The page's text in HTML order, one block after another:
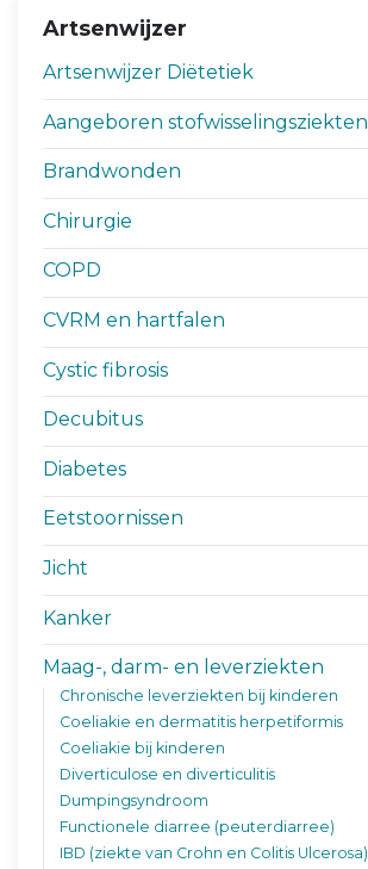
Artsenwijzer
Artsenwijzer Diëtetiek
Aangeboren stofwisselingsziekten
Brandwonden
Chirurgie
COPD
CVRM en hartfalen
Cystic fibrosis
Decubitus
Diabetes
Eetstoornissen
Jicht
Kanker
Maag-, darm- en leverziekten
Chronische leverziekten bij kinderen
Coeliakie en dermatitis herpetiformis
Coeliakie bij kinderen
Diverticulose en diverticulitis
Dumpingsyndroom
Functionele diarree (peuterdiarree)
IBD (ziekte van Crohn en Colitis Ulcerosa)